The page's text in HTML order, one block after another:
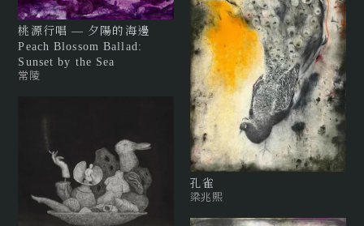
桃源行唱 — 夕陽的海邊
Peach Blossom Ballad:
Sunset by the Sea
常陵
孔雀
梁兆熙